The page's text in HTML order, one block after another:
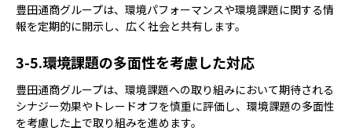
豊田通商グループは、環境パフォーマンスや環境課題に関する情
報を定期的に開示し、広く社会と共有します。
環境課題の多面性を考慮した対応
豊田通商グループは、環境課題への取り組みにおいて期待される
シナジー効果やトレードオフを慎重に評価し、環境課題の多面性
を考慮した上で取り組みを進めます。